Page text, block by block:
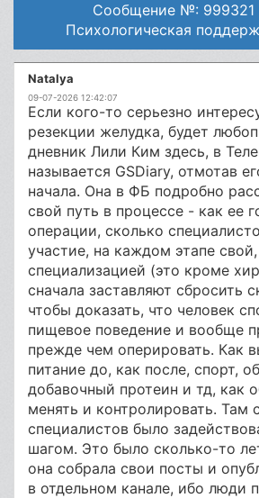
Сообщение №: 999321
Психологическая
Natalya
09-07-2026 12:42:07
Если кого-то серьезно
резекции желудка, будет
дневник Лили Ким здесь, в
называется GSDiary, отмотав
начала. Она в ФБ подробно
свой путь в процессе - как ее
операции, сколько
участие, на каждом этапе
специализацией (это кроме
сначала заставляют сбросить
чтобы доказать, что человек
пищевое поведение и вообще
прежде чем оперировать. Как
питание до, как после, спорт,
добавочный протеин и тд, как
менять и контролировать. Там
специалистов было
шагом. Это было сколько-то
она собрала свои посты и
в отдельном канале, ибо люди